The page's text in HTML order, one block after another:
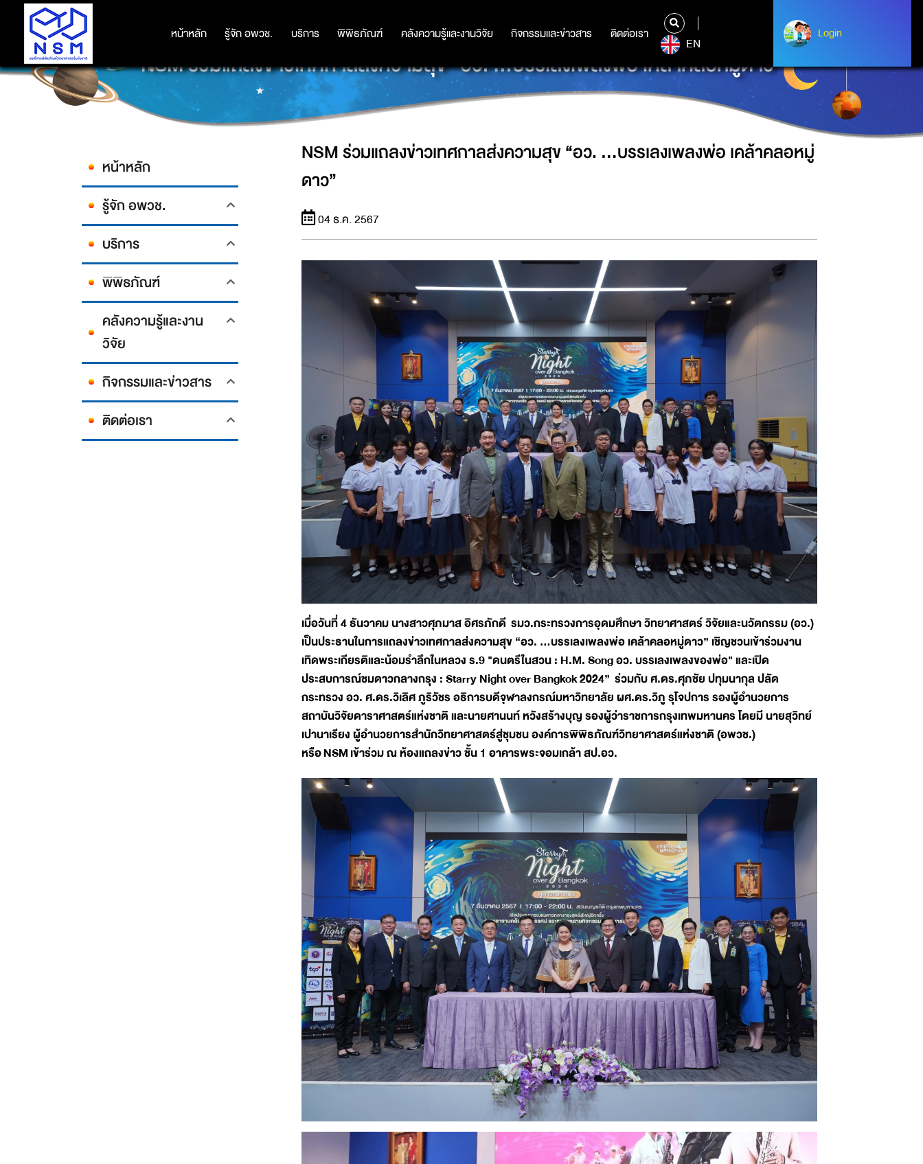
หน้าหลัก รู้จัก อพวช. บริการ พิพิธภัณฑ์ คลังความรู้และงานวิจัย กิจกรรมและข่าวสาร ติดต่อเรา
หน้าหลัก รู้จัก อพวช. บริการ พิพิธภัณฑ์ คลังความรู้และงานวิจัย กิจกรรมและข่าวสาร ติดต่อเรา
EN
Login
Login
NSM ร่วมแถลงข่าวเทศกาลส่งความสุข “อว. ...บรรเลงเพลงพ่อ เคล้าคลอหมู่ดาว”
หน้าหลัก
รู้จัก อพวช.
บริการ
พิพิธภัณฑ์
คลังความรู้และงาน
วิจัย
กิจกรรมและข่าวสาร
ติดต่อเรา
NSM ร่วมแถลงข่าวเทศกาลส่งความสุข “อว. ...บรรเลงเพลงพ่อ เคล้าคลอหมู่
ดาว”
04 ธ.ค. 2567
เมื่อวันที่ 4 ธันวาคม นางสาวศุภมาส อิศรภักดี รมว.กระทรวงการอุดมศึกษา วิทยาศาสตร์ วิจัยและนวัตกรรม (อว.)
เป็นประธานในการแถลงข่าวเทศกาลส่งความสุข “อว. ...บรรเลงเพลงพ่อ เคล้าคลอหมู่ดาว” เชิญชวนเข้าร่วมงาน
เทิดพระเกียรติและน้อมรำลึกในหลวง ร.9 "ดนตรีในสวน : H.M. Song อว. บรรเลงเพลงของพ่อ" และเปิด
ประสบการณ์ชมดาวกลางกรุง : Starry Night over Bangkok 2024” ร่วมกับ ศ.ดร.ศุภชัย ปทุมนากุล ปลัด
กระทรวง อว. ศ.ดร.วิเลิศ ภูริวัชร อธิการบดีจุฬาลงกรณ์มหาวิทยาลัย ผศ.ดร.วิภู รุโจปการ รองผู้อำนวยการ
สถาบันวิจัยดาราศาสตร์แห่งชาติ และนายศานนท์ หวังสร้างบุญ รองผู้ว่าราชการกรุงเทพมหานคร โดยมี นายสุวิทย์
เปานาเรียง ผู้อำนวยการสำนักวิทยาศาสตร์สู่ชุมชน องค์การพิพิธภัณฑ์วิทยาศาสตร์แห่งชาติ (อพวช.)
หรือ NSM เข้าร่วม ณ ห้องแถลงข่าว ชั้น 1 อาคารพระจอมเกล้า สป.อว.